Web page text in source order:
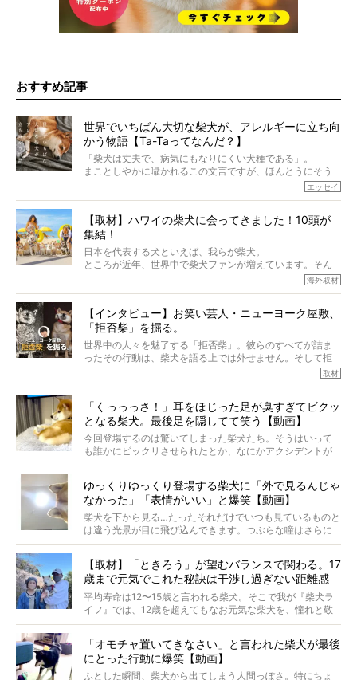
おすすめ記事
世界でいちばん大切な柴犬が、アレルギーに立ち向
かう物語【Ta-Taってなんだ？】
「柴犬は丈夫で、病気にもなりにくい犬種である」。
まことしやかに囁かれるこの文言ですが、ほんとうにそう
でも、いざそれぞれの個体を見ていくと、丈夫で病気にも
なりにくい、とは言えないような気もするのです。
実際に「病気にならない」などということはないし、飼い
主はそのためにやるべきことがある。
今回は、柴犬に関わる方たちすべてに読んで欲しい、ある
語でした。
※文章はご本人の了承を得て編集しています
※画像はすべてイメージです
※この記事は個人の感想であり、効果・効能を示すものではありません
エッセイ
【取材】ハワイの柴犬に会ってきました！10頭が
集結！
日本を代表する犬といえば、我らが柴犬。
ところが近年、世界中で柴犬ファンが増えています。そん
な中「柴犬ライフ」が目をつけたのは、南の楽園ハワイ。
そんな噂を聞きつけ、今回はハワイの柴犬たちを取材して
きました！
海外取材
【インタビュー】お笑い芸人・ニューヨーク屋敷、
「拒否柴」を掘る。
世界中の人々を魅了する「拒否柴」。彼らのすべてが詰ま
ったその行動は、柴犬を語る上では外せません。そして拒
否柴がここまで話題になるのは、“映える”ことも理由のひと
がるのでしょうか。
最近版画製作を始めた、お笑いコンビ「ニューヨーク」の
屋敷裕政さんに、拒否柴を掘っていただきました！ イン
タビューと合わせてご覧ください。
取材
「くっっっさ！」耳をほじった足が臭すぎてビクッ
となる柴犬。最後足を隠してて笑う【動画】
今回登場するのは驚いてしまった柴犬たち。そうはいって
も誰かにビックリさせられたとか、なにかアクシデントが
起きたとか、そういうことが原因ではありません。全ての
ゆっくりゆっくり登場する柴犬に「外で見るんじゃ
なかった」「表情がいい」と爆笑【動画】
柴犬を下から見る…たったそれだけでいつも見ているものと
は違う光景が目に飛び込んできます。つぶらな瞳はさらに
つぶらに見え、モフモフのお顔はさらにモフモフに見えま
【取材】「ときろう」が望むバランスで関わる。17
歳まで元気でこれた秘訣は干渉し過ぎない距離感
#38ときろう
平均寿命は12〜15歳と言われる柴犬。そこで我が『柴犬ラ
イフ』では、12歳を超えてもなお元気な柴犬を、憧れと敬
意を込めて“レジェンド柴”と呼んでいます。 この特集で
ォーカスし、その元気の秘訣や、老犬と暮らすうえで大切
だと思うことを、オーナーさんに語っていただきます。今
回登場してくれたのは、17歳のときろうくん。小さい頃か
「オモチャ置いてきなさい」と言われた柴犬が最後
にとった行動に爆笑【動画】
ふとした瞬間、柴犬から出てしまう人間っぽさ。特にちょ